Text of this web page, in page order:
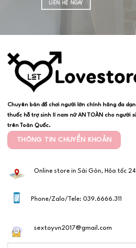
LIÊN HỆ NGAY
Chuyên bán đồ chơi người lớn chính hãng đa
thuốc hỗ trợ sinh lí nam nữ AN TOÀN cho người
trên Toàn Quốc.
THÔNG TIN CHUYỂN KHOẢN
Online store in Sài Gòn, Hỏa tốc
Phone/Zalo/Tele: 039.6666.311
sextoyvn2017@gmail.com